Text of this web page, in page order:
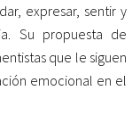
expresar, sentir y
Su propuesta de
que le siguen
emocional en el